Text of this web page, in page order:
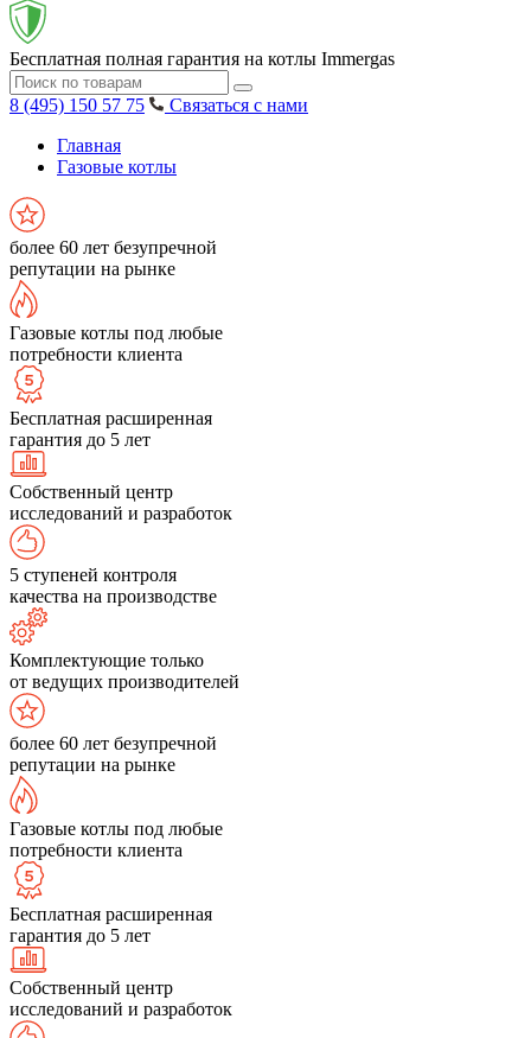
Бесплатная полная гарантия на котлы Immergas
8 (495) 150 57 75
Связаться с нами
Главная
Газовые котлы
более 60 лет безупречной
репутации на рынке
Газовые котлы под любые
потребности клиента
Бесплатная расширенная
гарантия до 5 лет
Собственный центр
исследований и разработок
5 ступеней контроля
качества на производстве
Комплектующие только
от ведущих производителей
более 60 лет безупречной
репутации на рынке
Газовые котлы под любые
потребности клиента
Бесплатная расширенная
гарантия до 5 лет
Собственный центр
исследований и разработок